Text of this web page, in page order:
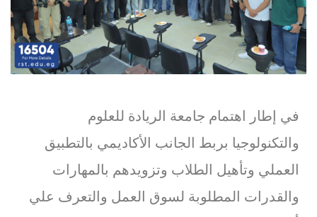
في إطار اهتمام جامعة الريادة للعلوم
والتكنولوجيا بربط الجانب الأكاديمي بالتطبيق
العملي وتأهيل الطلاب وتزويدهم بالمهارات
والقدرات المطلوبة لسوق العمل والتعرف علي